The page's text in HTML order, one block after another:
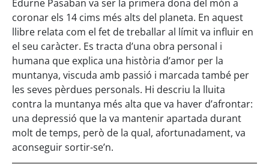
Edurne Pasaban va ser la primera dona del món a
coronar els 14 cims més alts del planeta. En aquest
llibre relata com el fet de treballar al límit va influir en
el seu caràcter. Es tracta d’una obra personal i
humana que explica una història d’amor per la
muntanya, viscuda amb passió i marcada també per
les seves pèrdues personals. Hi descriu la lluita
contra la muntanya més alta que va haver d’afrontar:
una depressió que la va mantenir apartada durant
molt de temps, però de la qual, afortunadament, va
aconseguir sortir-se’n.